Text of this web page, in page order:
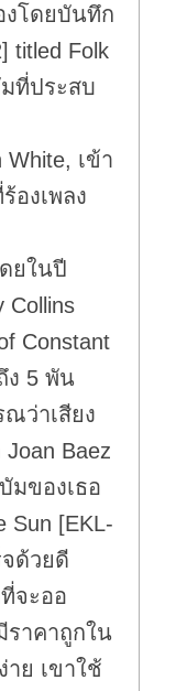
งโดยบันทึก
titled Folk
ที่ประสบ
เข้า
องเพลง
ยในปี
Constant
ง 5 พัน
ณว่าเสียง
Baez
มของเธอ
Sun [EKL-
ด้วยดี
จะออ
ราคาถูกใน
ย เขาใช้